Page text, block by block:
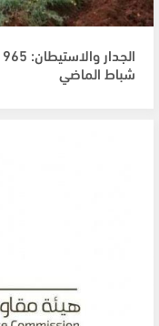
شباط الماضي